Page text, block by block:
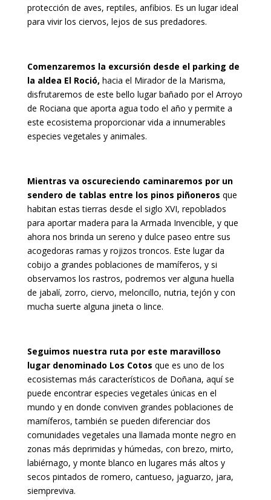
protección de aves, reptiles, anfibios. Es un lugar ideal
para vivir los ciervos, lejos de sus predadores.
Comenzaremos la excursión desde el parking de
la aldea El Roció, hacia el Mirador de la Marisma,
disfrutaremos de este bello lugar bañado por el Arroyo
de Rociana que aporta agua todo el año y permite a
este ecosistema proporcionar vida a innumerables
especies vegetales y animales.
Mientras va oscureciendo caminaremos por un
sendero de tablas entre los pinos piñoneros que
habitan estas tierras desde el siglo XVI, repoblados
para aportar madera para la Armada Invencible, y que
ahora nos brinda un sereno y dulce paseo entre sus
acogedoras ramas y rojizos troncos. Este lugar da
cobijo a grandes poblaciones de mamíferos, y si
observamos los rastros, podremos ver alguna huella
de jabalí, zorro, ciervo, meloncillo, nutria, tejón y con
mucha suerte alguna jineta o lince.
Seguimos nuestra ruta por este maravilloso
lugar denominado Los Cotos que es uno de los
ecosistemas más característicos de Doñana, aquí se
puede encontrar especies vegetales únicas en el
mundo y en donde conviven grandes poblaciones de
mamíferos, también se pueden diferenciar dos
comunidades vegetales una llamada monte negro en
zonas más deprimidas y húmedas, con brezo, mirto,
labiérnago, y monte blanco en lugares más altos y
secos pintados de romero, cantueso, jaguarzo, jara,
siempreviva.